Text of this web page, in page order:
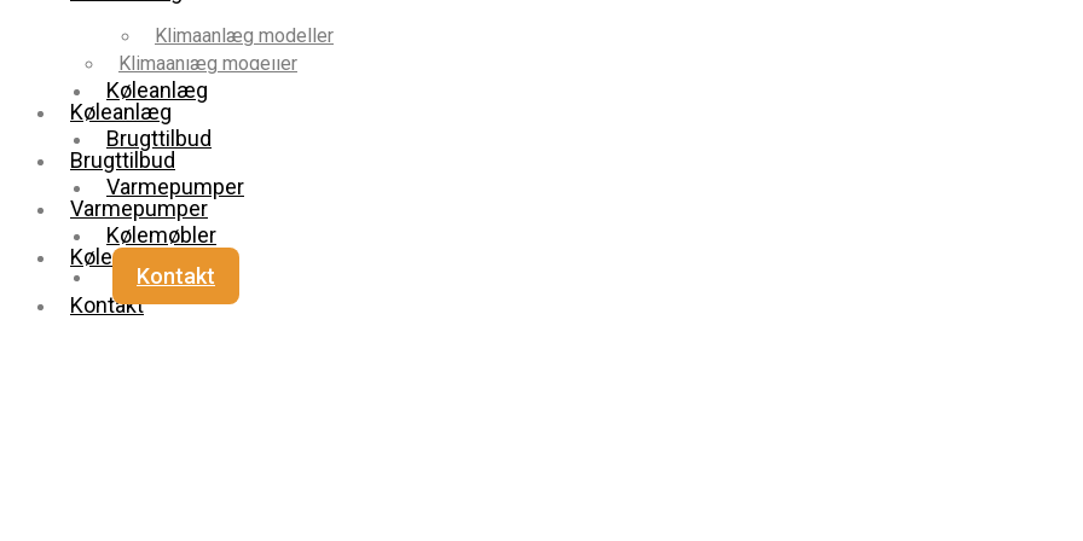
Klimaanlæg modeller
Køleanlæg
Brugttilbud
Varmepumper
Kølemøbler
Kontakt
Klimaanlæg modeller
Køleanlæg
Brugttilbud
Varmepumper
Kølemøbler
Kontakt